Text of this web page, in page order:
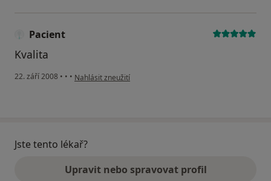
Pacient
Kvalita
22. září 2008 • • • podle názoru uživatele Pacient
Nahlásit zneužití
Jste tento lékař?
Upravit nebo spravovat profil